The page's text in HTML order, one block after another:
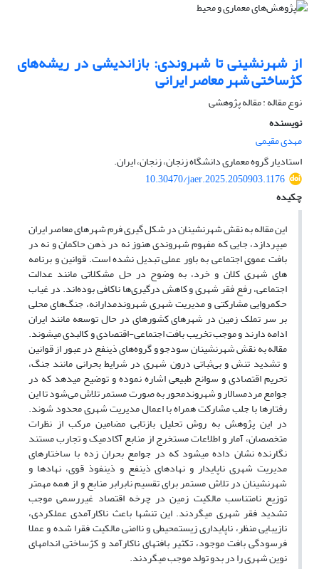
از شهرنشینی تا شهروندی: بازاندیشی در ریشه‌‏های
کژساختی شهر معاصر ایرانی
نوع مقاله : مقاله پژوهشی
نویسنده
مهدی مقیمی
استادیار گروه معماری دانشگاه زنجان، زنجان، ایران.
10.30470/jaer.2025.2050903.1176
چکیده
این مقاله به نقش شهرنشینان در شکل گیری فرم شهرهای معاصر ایران
میپردازد، جایی که مفهوم شهروندی هنوز نه در ذهن حاکمان و نه در
بافت عموی اجتماعی به باور عملی تبدیل نشده است. قوانین و برنامه
های شهری کلان و خرد، به وضوح در حل مشکلاتی مانند عدالت
اجتماعی، رفع فقر شهری و کاهش درگیری‌ها ناکافی بوده‌اند. در غیاب
حکمروایی مشارکتی و مدیریت شهری شهروندمدارانه، جنگ‌های محلی
بر سر تملک زمین در شهرهای کشورهای در حال توسعه مانند ایران
ادامه دارند و موجب تخریب بافت اجتماعی-اقتصادی و کالبدی میشوند.
مقاله به نقش شهرنشینان سودجو و گروه‌های ذینفع در عبور از قوانین
و تشدید تنش و بی‌ثباتی درون شهری در شرایط بحرانی مانند جنگ،
تحریم اقتصادی و سوانح طبیعی اشاره نموده و توضیح می‏دهد که در
جوامع مردم‏سالار و شهروندمحور به صورت مستمر تلاش می‌شود تا این
رفتارها با جلب مشارکت همراه با اعمال مدیریت شهری محدود شوند.
در این پژوهش به روش تحلیل بازتابی مضامین مرکب از نظرات
متخصصان، آمار و اطلاعات مستخرج از منابع آکادمیک و تجارب مستند
نگارنده نشان داده میشود که در جوامع بحران‏ زده با ساختارهای
مدیریت شهری ناپایدار‌ و نهادهای ذینفع و ذینفوذ قوی، نهادها و
شهرنشینان در تلاش مستمر برای تقسیم نابرابر منابع و از همه مهمتر
توزیع نامتناسب مالکیت زمین در چرخه اقتصاد غیررسمی موجب
تشدید فقر شهری میگردند. این تنشها باعث ناکارآمدی عملکردی،
نازیبایی منظر، ناپایداری زیست‏محیطی و ناامنی مالکیت فقرا شده و عملا
فرسودگی بافت موجود، تکثیر بافتهای ناکارآمد و کژساختی اندامهای
نوین شهری را در بدو تولد موجب میگردند.